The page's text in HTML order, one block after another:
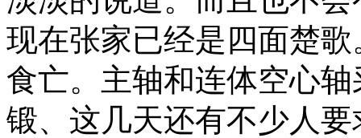
现在张家已经是四面楚
食亡。主轴和连体空心
锻、这几天还有不少人